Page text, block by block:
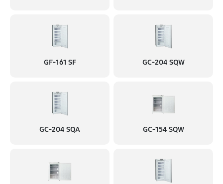
GF-161 SF GC-204 SQW
GC-204 SQA GC-154 SQW